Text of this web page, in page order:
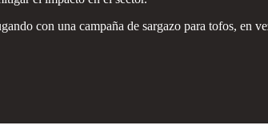
con una campaña de sargazo para tofos, en